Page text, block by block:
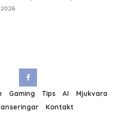
Gaming Tips AI
Mjukvara
Kontakt